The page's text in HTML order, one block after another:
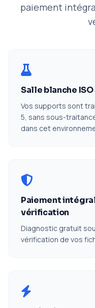
paiement
Salle blanche ISO
Vos supports sont
5, sans sous-
dans cet
Paiement
vérification
Diagnostic gratuit
vérification de vos